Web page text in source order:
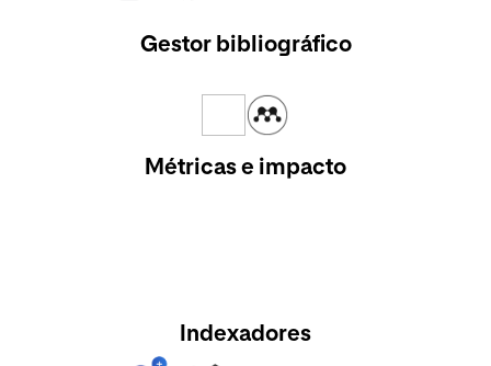
Gestor bibliográfico
Métricas e impacto
Indexadores